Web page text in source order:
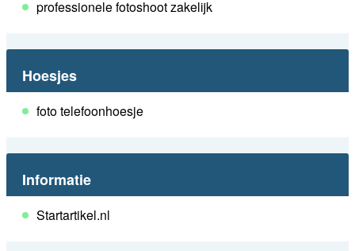
professionele fotoshoot zakelijk
Hoesjes
foto telefoonhoesje
Informatie
Startartikel.nl